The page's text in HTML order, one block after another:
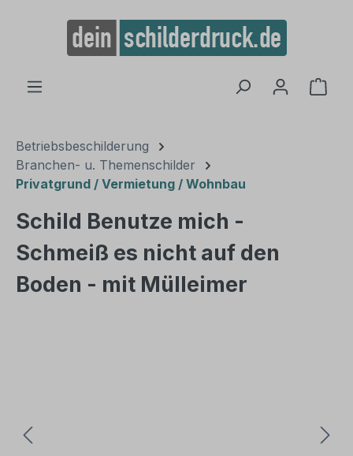
springen
Betriebsbeschilderung
Branchen- u. Themenschilder
Privatgrund / Vermietung / Wohnbau
Schild Benutze mich -
Schmeiß es nicht auf den
Boden - mit Mülleimer